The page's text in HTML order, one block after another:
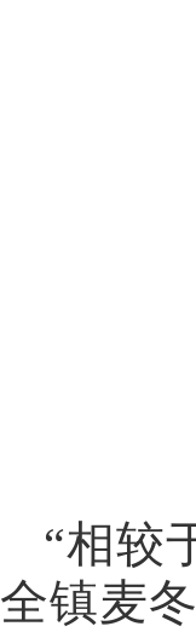
“相较
全镇麦